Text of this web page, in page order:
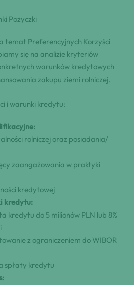
Pożyczki
temat Preferencyjnych Korzyści
się na analizie kryteriów
warunków kredytowych
zakupu ziemi rolniczej.
i warunki kredytu:
rolniczej oraz posiadania/
zaangażowania w praktyki
kredytowej
kredytu:
kredytu do 5 milionów PLN lub 8%
z ograniczeniem do WIBOR
spłaty kredytu